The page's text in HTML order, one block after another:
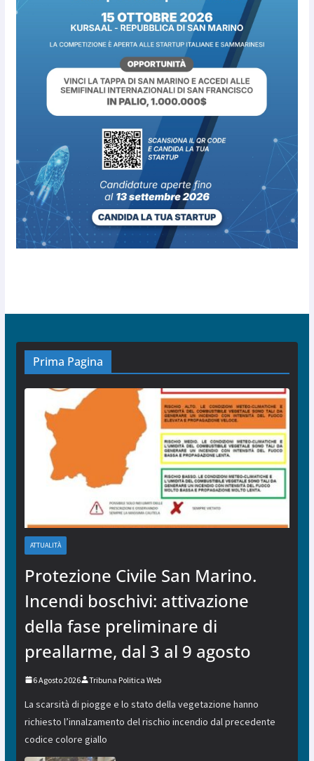
Prima Pagina
ATTUALITÀ
Protezione Civile San Marino.
Incendi boschivi: attivazione
della fase preliminare di
preallarme, dal 3 al 9 agosto
6 Agosto 2026 Tribuna Politica Web
La scarsità di piogge e lo stato della vegetazione hanno
richiesto l’innalzamento del rischio incendio dal precedente
codice colore giallo